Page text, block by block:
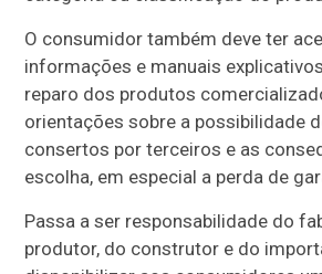
O consumidor também deve ter
informações e manuais
reparo dos produtos
orientações sobre a possibilidade
consertos por terceiros e as
escolha, em especial a perda de
Passa a ser responsabilidade do
produtor, do construtor e do